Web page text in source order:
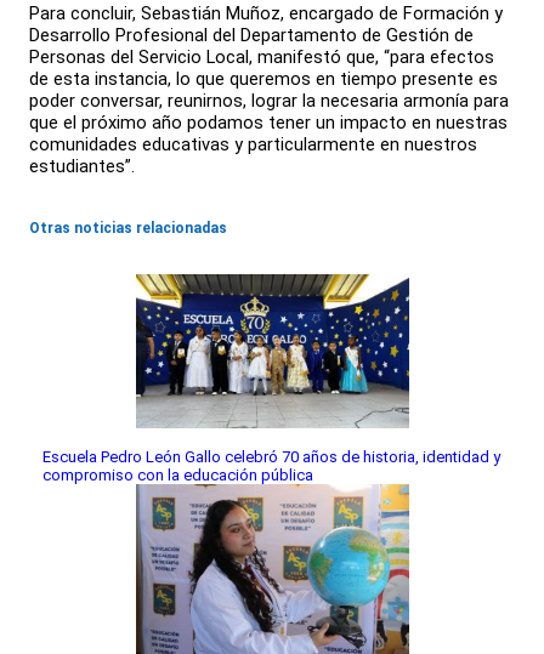
Para concluir, Sebastián Muñoz, encargado de Formación y
Desarrollo Profesional del Departamento de Gestión de
Personas del Servicio Local, manifestó que, “para efectos
de esta instancia, lo que queremos en tiempo presente es
poder conversar, reunirnos, lograr la necesaria armonía para
que el próximo año podamos tener un impacto en nuestras
comunidades educativas y particularmente en nuestros
estudiantes”.
Otras noticias relacionadas
Escuela Pedro León Gallo celebró 70 años de historia, identidad y
compromiso con la educación pública